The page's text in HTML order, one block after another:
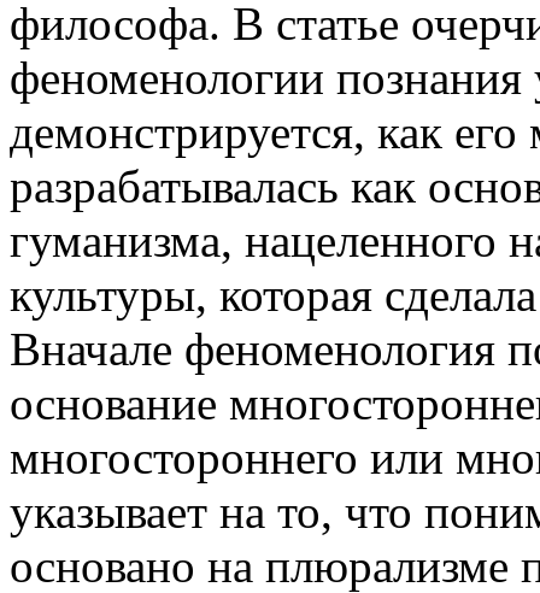
философа. В статье
феноменологии
демонстрируется, как
разрабатывалась как
гуманизма, нацеленного
культуры, которая
Вначале феноменология
основание
многостороннего или
указывает на то, что
основано на плюрализме